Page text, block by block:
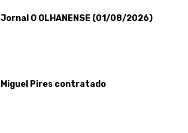
Jornal O OLHANENSE (01/08/2026)
Miguel Pires contratado